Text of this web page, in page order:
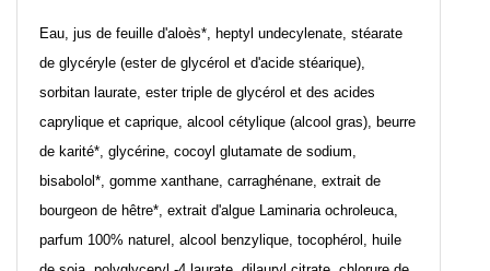
Eau, jus de feuille d'aloès*, heptyl undecylenate, stéarate
de glycéryle (ester de glycérol et d'acide stéarique),
sorbitan laurate, ester triple de glycérol et des acides
caprylique et caprique, alcool cétylique (alcool gras), beurre
de karité*, glycérine, cocoyl glutamate de sodium,
bisabolol*, gomme xanthane, carraghénane, extrait de
bourgeon de hêtre*, extrait d'algue Laminaria ochroleuca,
parfum 100% naturel, alcool benzylique, tocophérol, huile